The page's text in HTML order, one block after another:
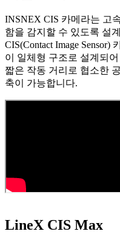
INSNEX CIS 카메라는 고
함을 감지할 수 있도록 설
CIS(Contact Image Sensor)
이 일체형 구조로 설계되
짧은 작동 거리로 협소한
축이 가능합니다.
LineX CIS Max